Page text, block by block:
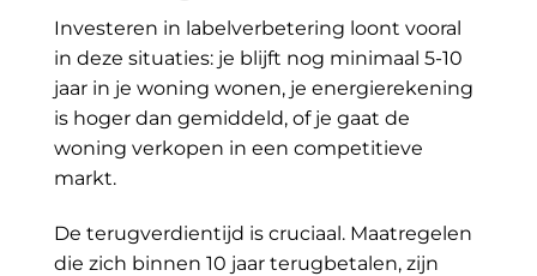
Investeren in labelverbetering loont vooral
in deze situaties: je blijft nog minimaal 5-10
jaar in je woning wonen, je energierekening
is hoger dan gemiddeld, of je gaat de
woning verkopen in een competitieve
markt.
De terugverdientijd is cruciaal. Maatregelen
die zich binnen 10 jaar terugbetalen, zijn